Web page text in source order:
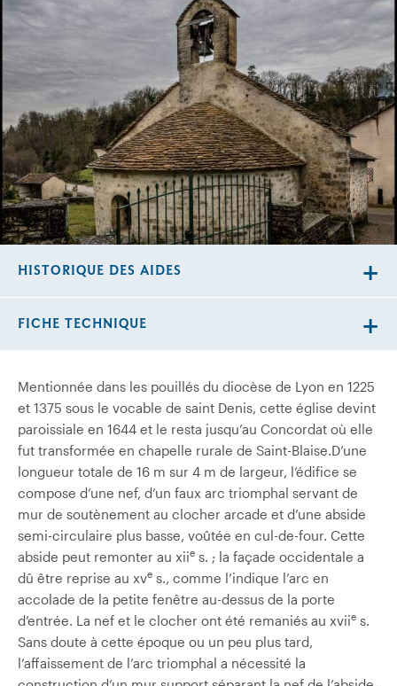
Mentionnée dans les pouillés du diocèse de Lyon en 1225
et 1375 sous le vocable de saint Denis, cette église devint
paroissiale en 1644 et le resta jusqu’au Concordat où elle
fut transformée en chapelle rurale de Saint-Blaise.D’une
longueur totale de 16 m sur 4 m de largeur, l’édifice se
compose d’une nef, d’un faux arc triomphal servant de
mur de soutènement au clocher arcade et d’une abside
semi-circulaire plus basse, voûtée en cul-de-four. Cette
abside peut remonter au xiie s. ; la façade occidentale a
dû être reprise au xve s., comme l’indique l’arc en
accolade de la petite fenêtre au-dessus de la porte
d’entrée. La nef et le clocher ont été remaniés au xviie s.
Sans doute à cette époque ou un peu plus tard,
l’affaissement de l’arc triomphal a nécessité la
HISTORIQUE DES AIDES
FICHE TECHNIQUE